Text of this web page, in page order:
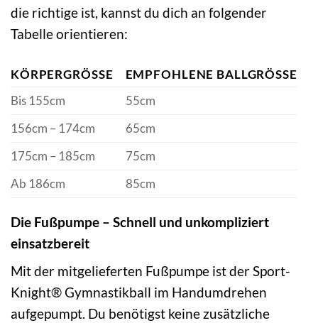
die richtige ist, kannst du dich an folgender
Tabelle orientieren:
KÖRPERGRÖSSE
EMPFOHLENE BALLGRÖSSE
Bis 155cm
55cm
156cm – 174cm
65cm
175cm – 185cm
75cm
Ab 186cm
85cm
Die Fußpumpe – Schnell und unkompliziert
einsatzbereit
Mit der mitgelieferten Fußpumpe ist der Sport-
Knight® Gymnastikball im Handumdrehen
aufgepumpt. Du benötigst keine zusätzliche